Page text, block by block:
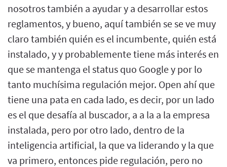
nosotros también a ayudar y a desarrollar estos
reglamentos, y bueno, aquí también se se ve muy
claro también quién es el incumbente, quién está
instalado, y y probablemente tiene más interés en
que se mantenga el status quo Google y por lo
tanto muchísima regulación mejor. Open ahí que
tiene una pata en cada lado, es decir, por un lado
es el que desafía al buscador, a a la a la empresa
instalada, pero por otro lado, dentro de la
inteligencia artificial, la que va liderando y la que
va primero, entonces pide regulación, pero no